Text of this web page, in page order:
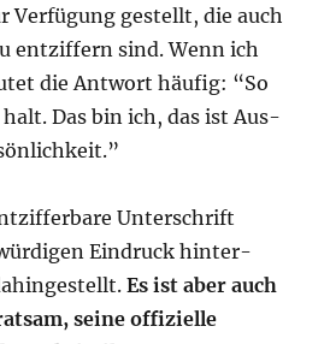
Ver­fü­gung gestellt, die auch
ent­zif­fern sind. Wenn ich
die Ant­wort häu­fig: “So
Das bin ich, das ist Aus­
Unter­schrift
Ein­druck hin­ter­
Es ist aber auch
sei­ne offi­zi­el­le